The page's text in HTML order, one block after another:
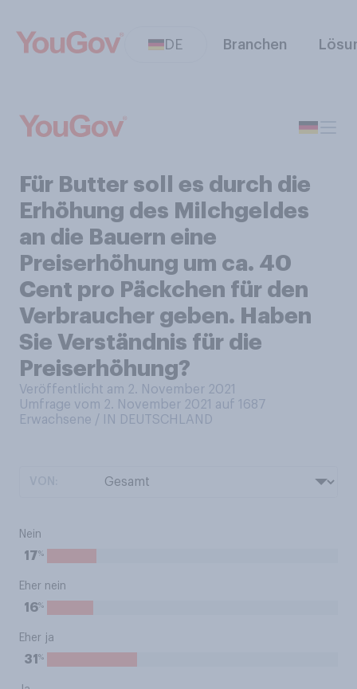
DE Branchen
Für Butter soll es durch die
Erhöhung des Milchgeldes
an die Bauern eine
Preiserhöhung um ca. 40
Cent pro Päckchen für den
Verbraucher geben. Haben
Sie Verständnis für die
Preiserhöhung?
Veröffentlicht am 2. November 2021
Umfrage vom 2. November 2021 auf 1687
Erwachsene / IN DEUTSCHLAND
Nein
17%
Eher nein
16%
Eher ja
31 %